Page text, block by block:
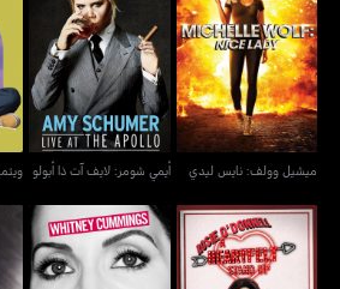
ميشيل وولف: نايس ليدي
ميشيل وولف: نايس ليدي
أيمي شومر: لايف آت ذا أبولو
أيمي شومر: لايف آت ذا أبولو